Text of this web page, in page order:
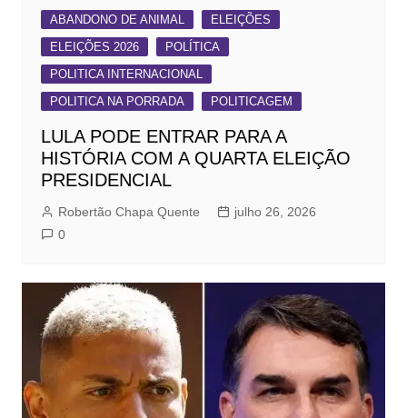
ABANDONO DE ANIMAL
ELEIÇÕES
ELEIÇÕES 2026
POLÍTICA
POLITICA INTERNACIONAL
POLITICA NA PORRADA
POLITICAGEM
LULA PODE ENTRAR PARA A
HISTÓRIA COM A QUARTA ELEIÇÃO
PRESIDENCIAL
Robertão Chapa Quente
julho 26, 2026
0